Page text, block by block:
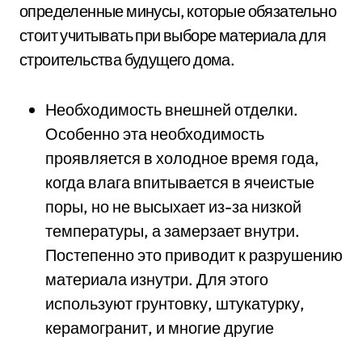
определенные минусы, которые обязательно
стоит учитывать при выборе материала для
строительства будущего дома.
Необходимость внешней отделки.
Особенно эта необходимость
проявляется в холодное время года,
когда влага впитывается в ячеистые
поры, но не высыхает из-за низкой
температуры, а замерзает внутри.
Постепенно это приводит к разрушению
материала изнутри. Для этого
используют грунтовку, штукатурку,
керамогранит, и многие другие